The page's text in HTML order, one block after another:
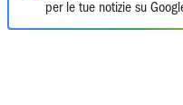
per le tue notizie su